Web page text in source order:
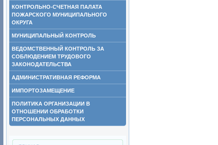
КОНТРОЛЬНО-СЧЕТНАЯ ПАЛАТА
ПОЖАРСКОГО МУНИЦИПАЛЬНОГО
ОКРУГА
МУНИЦИПАЛЬНЫЙ КОНТРОЛЬ
ВЕДОМСТВЕННЫЙ КОНТРОЛЬ ЗА
СОБЛЮДЕНИЕМ ТРУДОВОГО
ЗАКОНОДАТЕЛЬСТВА
АДМИНИСТРАТИВНАЯ РЕФОРМА
ИМПОРТОЗАМЕЩЕНИЕ
ПОЛИТИКА ОРГАНИЗАЦИИ В
ОТНОШЕНИИ ОБРАБОТКИ
ПЕРСОНАЛЬНЫХ ДАННЫХ